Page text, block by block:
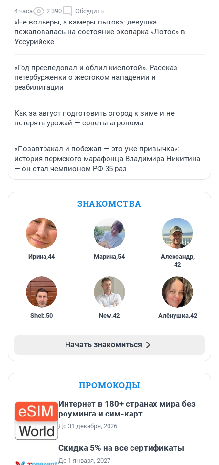
4 часа 2 390 Обсудить
«Не вольеры, а камеры пыток»: девушка
пожаловалась на состояние экопарка «Лотос» в
Уссурийске
«Год преследовал и облил кислотой». Рассказ
петербурженки о жестоком нападении и
реабилитации
Как за август подготовить огород к зиме и не
потерять урожай — советы агронома
«Позавтракал и побежал — это уже привычка»:
история пермского марафонца Владимира Никитина
— он стал чемпионом РФ 35 раз
ЗНАКОМСТВА
Ирина,44 Марина,54 Александр,
42
Sheb,50 New,42 Алёнушка,42
Начать знакомиться
ПРОМОКОДЫ
Интернет в 180+ странах мира без
роуминга и сим-карт
До 31 декабря, 2026
Скидка 5% на все сертификаты
До 1 января, 2027